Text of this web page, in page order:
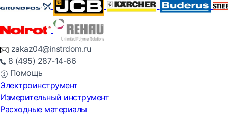
zakaz04@instrdom.ru
8 (495) 287-14-66
Помощь
Электроинструмент
Измерительный инструмент
Расходные материалы